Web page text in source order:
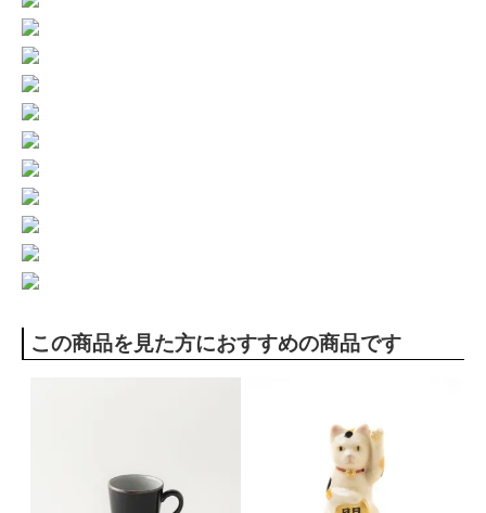
この商品を見た方におすすめの商品です